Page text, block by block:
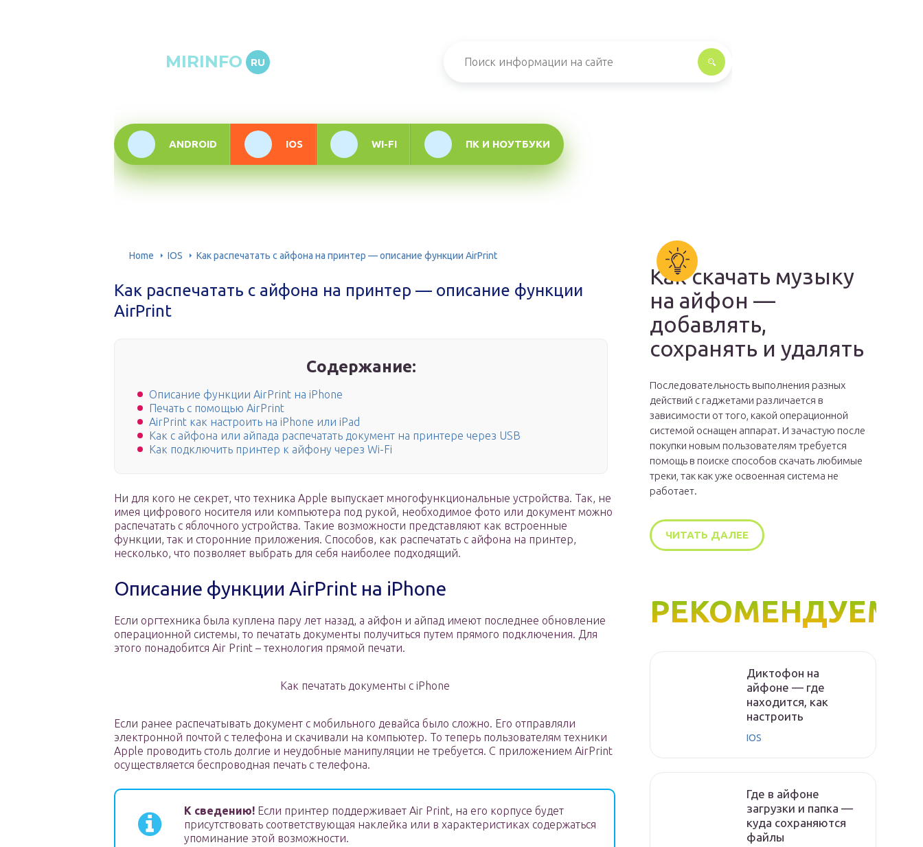
MIRINFO RU
ANDROID IOS WI-FI ПК И НОУТБУКИ
Home IOS Как распечатать с айфона на принтер — описание функции AirPrint
Как распечатать с айфона на принтер — описание функции
AirPrint
Содержание:
Описание функции AirPrint на iPhone
Печать с помощью AirPrint
AirPrint как настроить на iPhone или iPad
Как с айфона или айпада распечатать документ на принтере через USB
Как подключить принтер к айфону через Wi-Fi
Ни для кого не секрет, что техника Apple выпускает многофункциональные устройства. Так, не
имея цифрового носителя или компьютера под рукой, необходимое фото или документ можно
распечатать с яблочного устройства. Такие возможности представляют как встроенные
функции, так и сторонние приложения. Способов, как распечатать с айфона на принтер,
несколько, что позволяет выбрать для себя наиболее подходящий.
Описание функции AirPrint на iPhone
Если оргтехника была куплена пару лет назад, а айфон и айпад имеют последнее обновление
операционной системы, то печатать документы получиться путем прямого подключения. Для
этого понадобится Air Print – технология прямой печати.
Как печатать документы с iPhone
Если ранее распечатывать документ с мобильного девайса было сложно. Его отправляли
электронной почтой с телефона и скачивали на компьютер. То теперь пользователям техники
Apple проводить столь долгие и неудобные манипуляции не требуется. С приложением AirPrint
осуществляется беспроводная печать с телефона.
К сведению! Если принтер поддерживает Air Print, на его корпусе будет
присутствовать соответствующая наклейка или в характеристиках содержаться
упоминание этой возможности.
Как скачать музыку
на айфон —
добавлять,
сохранять и удалять
Последовательность выполнения разных
действий с гаджетами различается в
зависимости от того, какой операционной
системой оснащен аппарат. И зачастую после
покупки новым пользователям требуется
помощь в поиске способов скачать любимые
треки, так как уже освоенная система не
работает.
ЧИТАТЬ ДАЛЕЕ
РЕКОМЕНДУЕМ
Диктофон на
айфоне — где
находится, как
настроить
IOS
Где в айфоне
загрузки и папка —
куда сохраняются
файлы